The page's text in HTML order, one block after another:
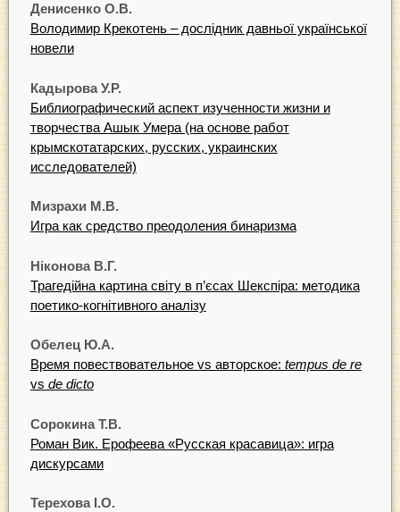
Денисенко О.В.
Володимир Крекотень – дослідник давньої української
новели
Кадырова У.Р.
Библиографический аспект изученности жизни и
творчества Ашык Умера (на основе работ
крымскотатарских, русских, украинских
исследователей)
Мизрахи М.В.
Игра как средство преодоления бинаризма
Ніконова В.Г.
Трагедійна картина світу в п’єсах Шекспіра: методика
поетико-когнітивного аналізу
Обелец Ю.А.
Время повествовательное vs авторское: tempus de re
vs de dicto
Сорокина Т.В.
Роман Вик. Ерофеева «Русская красавица»: игра
дискурсами
Терехова І.О.